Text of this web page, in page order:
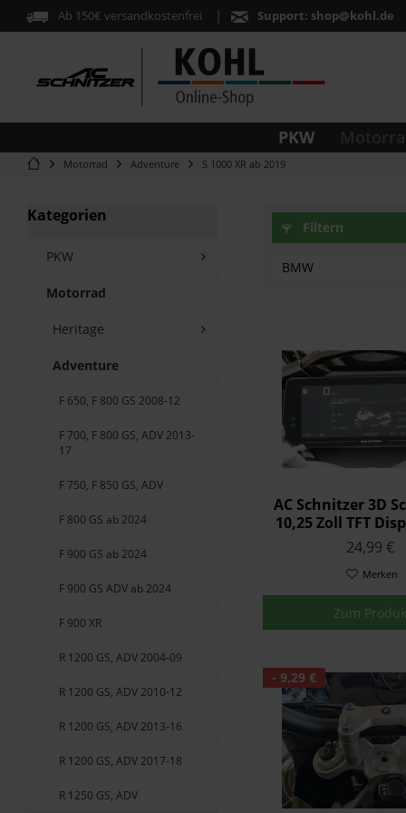
Ab 150€ versandkostenfrei Support: shop@kohl.de
PKW
Motorrad Adventure S 1000 XR ab 2019
Kategorien
PKW
Motorrad
Heritage
Adventure
F 650, F 800 GS 2008-12
F 700, F 800 GS, ADV 2013-
17
F 750, F 850 GS, ADV
F 800 GS ab 2024
F 900 GS ab 2024
F 900 GS ADV ab 2024
F 900 XR
R 1200 GS, ADV 2004-09
R 1200 GS, ADV 2010-12
R 1200 GS, ADV 2013-16
R 1200 GS, ADV 2017-18
R 1250 GS, ADV
Filtern
BMW
AC Schnitzer 3D
10,25 Zoll TFT
Rahmen
24,99 €
Merken
Zum
- 9,29 €